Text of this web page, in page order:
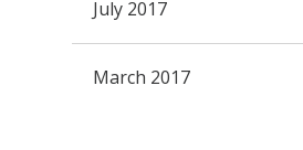
July 2017
March 2017